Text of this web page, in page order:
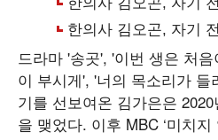
드라마 '송곳', '이번 생은 처
이 부시게', '너의 목소리가 들
기를 선보여온 김가은은
을 맺었다. 이후 MBC ‘미치지